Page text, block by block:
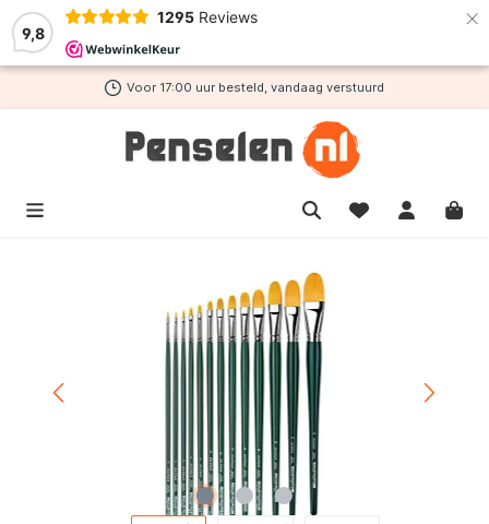
9,8
1295 Reviews ×
hoofdinhoud
Voor 17:00 uur besteld, vandaag verstuurd